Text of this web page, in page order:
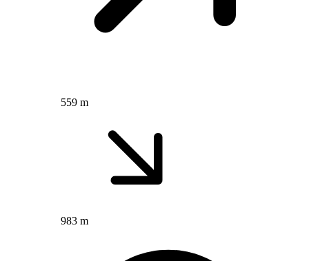
559 m
983 m